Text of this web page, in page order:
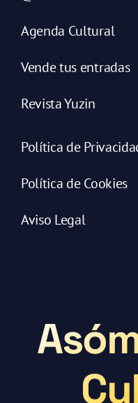
Agenda Cultural
Vende tus entradas
Revista Yuzin
Política de
Política de Cookies
Aviso Legal